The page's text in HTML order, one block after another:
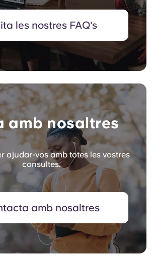
les nostres FAQ's
amb nosaltres
ajudar-vos amb totes les vostres
consultes.
amb nosaltres